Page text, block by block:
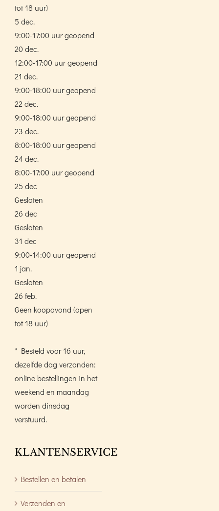
tot 18 uur)
5 dec.
9:00-17:00 uur geopend
20 dec.
12:00-17:00 uur geopend
21 dec.
9:00-18:00 uur geopend
22 dec.
9:00-18:00 uur geopend
23 dec.
8:00-18:00 uur geopend
24 dec.
8:00-17:00 uur geopend
25 dec
Gesloten
26 dec
Gesloten
31 dec
9:00-14:00 uur geopend
1 jan.
Gesloten
26 feb.
Geen koopavond (open
tot 18 uur)
* Besteld voor 16 uur,
dezelfde dag verzonden:
online bestellingen in het
weekend en maandag
worden dinsdag
verstuurd.
KLANTENSERVICE
Bestellen en betalen
Verzenden en